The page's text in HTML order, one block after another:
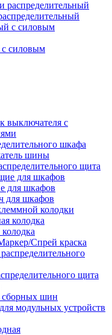
с силовым
выключателя с
шкафа
шины
щита
для шкафов
для шкафов
колодки
Спрей краска
щита
сборных шин
модульных устройств